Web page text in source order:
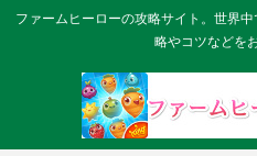
ファームヒーローの攻略サイト。世界
略やコツなどを